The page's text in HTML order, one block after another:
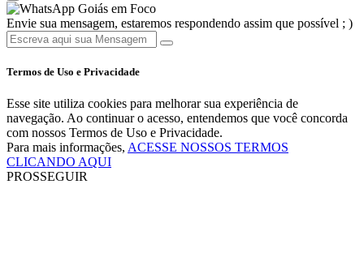
Goiás em Foco
Envie sua mensagem, estaremos respondendo assim que possível ; )
Termos de Uso e Privacidade
Esse site utiliza cookies para melhorar sua experiência de
navegação. Ao continuar o acesso, entendemos que você concorda
com nossos Termos de Uso e Privacidade.
Para mais informações, ACESSE NOSSOS TERMOS
CLICANDO AQUI
PROSSEGUIR